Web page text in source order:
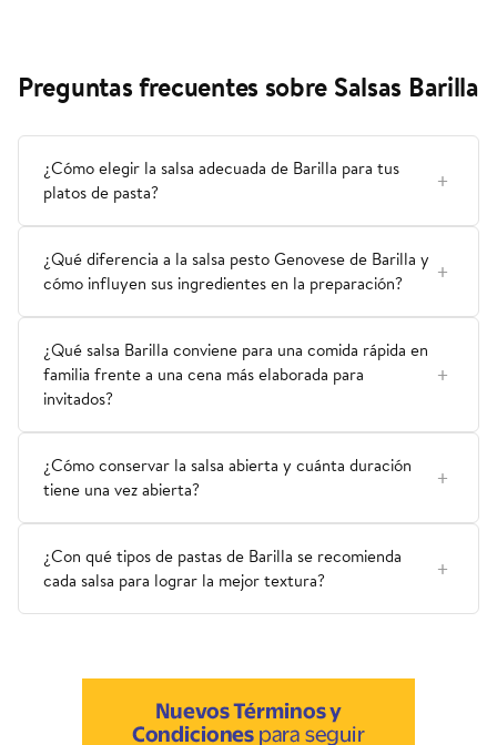
Preguntas frecuentes sobre Salsas Barilla
¿Cómo elegir la salsa adecuada de Barilla para tus
platos de pasta?
¿Qué diferencia a la salsa pesto Genovese de Barilla y
cómo influyen sus ingredientes en la preparación?
¿Qué salsa Barilla conviene para una comida rápida en
familia frente a una cena más elaborada para
invitados?
¿Cómo conservar la salsa abierta y cuánta duración
tiene una vez abierta?
¿Con qué tipos de pastas de Barilla se recomienda
cada salsa para lograr la mejor textura?